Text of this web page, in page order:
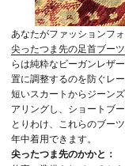
あなたがファッションフ
尖ったつま先の足首ブーツ
らは純粋なビーガンレザ
置に調整するのを防ぐレ
短いスカートからジーン
アリングし、ショートブ
とりわけ、これらのブー
年中着用できます。
尖ったつま先のかかと：